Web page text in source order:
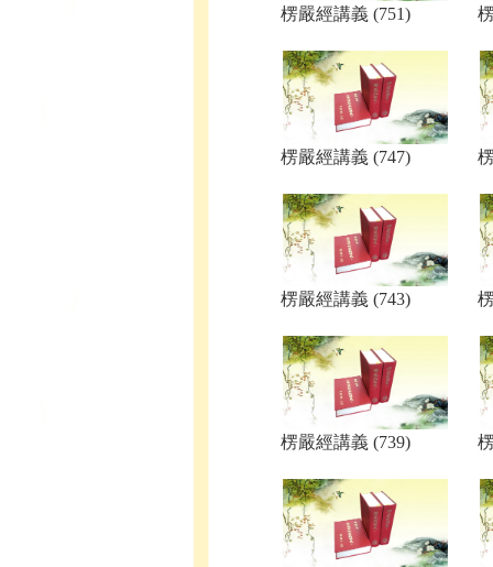
楞嚴經講義 (751)
楞嚴經講義 (747)
楞嚴經講義 (743)
楞嚴經講義 (739)